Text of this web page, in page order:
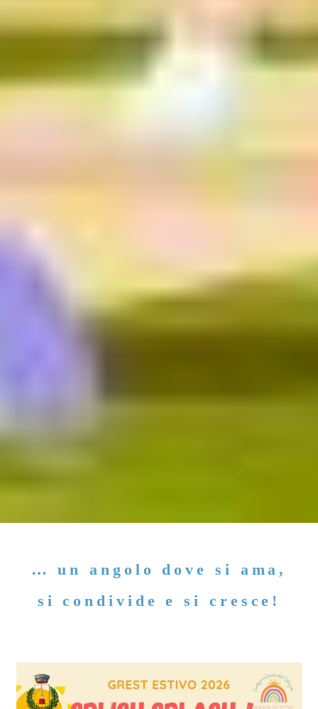
… un angolo dove si ama,
si condivide e si cresce!